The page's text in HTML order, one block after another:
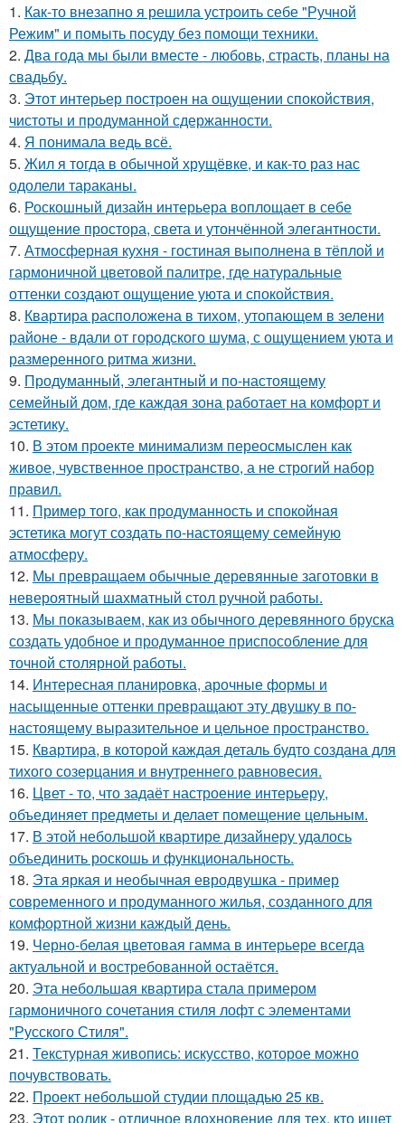
1. Как-то внезапно я решила устроить себе "Ручной
Режим" и помыть посуду без помощи техники.
2. Два года мы были вместе - любовь, страсть, планы на
свадьбу.
3. Этот интерьер построен на ощущении спокойствия,
чистоты и продуманной сдержанности.
4. Я понимала ведь всё.
5. Жил я тогда в обычной хрущёвке, и как-то раз нас
одолели тараканы.
6. Роскошный дизайн интерьера воплощает в себе
ощущение простора, света и утончённой элегантности.
7. Атмосферная кухня - гостиная выполнена в тёплой и
гармоничной цветовой палитре, где натуральные
оттенки создают ощущение уюта и спокойствия.
8. Квартира расположена в тихом, утопающем в зелени
районе - вдали от городского шума, с ощущением уюта и
размеренного ритма жизни.
9. Продуманный, элегантный и по-настоящему
семейный дом, где каждая зона работает на комфорт и
эстетику.
10. В этом проекте минимализм переосмыслен как
живое, чувственное пространство, а не строгий набор
правил.
11. Пример того, как продуманность и спокойная
эстетика могут создать по-настоящему семейную
атмосферу.
12. Мы превращаем обычные деревянные заготовки в
невероятный шахматный стол ручной работы.
13. Мы показываем, как из обычного деревянного бруска
создать удобное и продуманное приспособление для
точной столярной работы.
14. Интересная планировка, арочные формы и
насыщенные оттенки превращают эту двушку в по-
настоящему выразительное и цельное пространство.
15. Квартира, в которой каждая деталь будто создана для
тихого созерцания и внутреннего равновесия.
16. Цвет - то, что задаёт настроение интерьеру,
объединяет предметы и делает помещение цельным.
17. В этой небольшой квартире дизайнеру удалось
объединить роскошь и функциональность.
18. Эта яркая и необычная евродвушка - пример
современного и продуманного жилья, созданного для
комфортной жизни каждый день.
19. Черно-белая цветовая гамма в интерьере всегда
актуальной и востребованной остаётся.
20. Эта небольшая квартира стала примером
гармоничного сочетания стиля лофт с элементами
"Русского Стиля".
21. Текстурная живопись: искусство, которое можно
почувствовать.
22. Проект небольшой студии площадью 25 кв.
23. Этот ролик - отличное вдохновение для тех, кто ищет